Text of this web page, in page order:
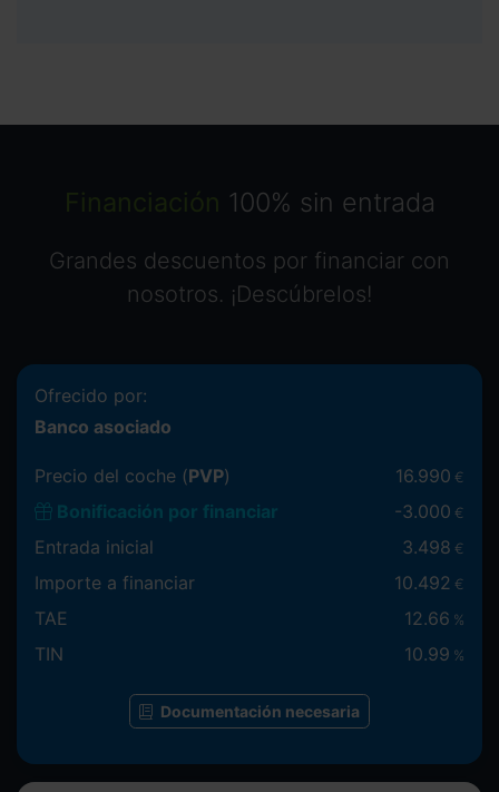
Financiación 100% sin entrada
Grandes descuentos por financiar con
nosotros. ¡Descúbrelos!
Ofrecido por:
Banco asociado
Precio del coche (PVP) 16.990 €
Bonificación por financiar -3.000 €
Entrada inicial 3.498 €
Importe a financiar 10.492 €
TAE 12.66 %
TIN 10.99 %
Documentación necesaria